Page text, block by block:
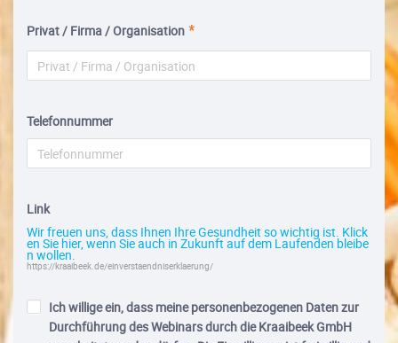
Privat / Firma / Organisation
Telefonnummer
Link
Wir freuen uns, dass Ihnen Ihre Gesundheit so wichtig ist. Klick
en Sie hier, wenn Sie auch in Zukunft auf dem Laufenden bleibe
n wollen.
https://kraaibeek.de/einverstaendniserklaerung/
Ich willige ein, dass meine personenbezogenen Daten zur
Durchführung des Webinars durch die Kraaibeek GmbH